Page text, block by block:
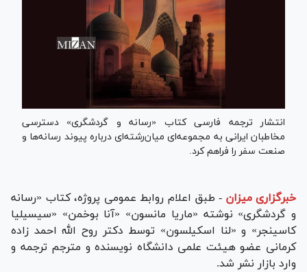
انتشار ترجمه فارسی کتاب «رسانه و گردشگری» دسترسی
مخاطبان ایرانی به مجموعه‌ای میان‌رشته‌ای درباره پیوند رسانه‌ها و
صنعت سفر را فراهم کرد.
خبرگزاری میزان - طبق اعلام روابط عمومی پروژه، کتاب «رسانه
و گردشگری» نوشته «ماریا مانسون» «آنا بوخمن» «سیسیلیا
کاسینجر» و «لنا اسکیلسون» توسط دکتر روح الله احمد زاده
کرمانی عضو هیئت علمی دانشگاه نویسنده و مترجم ترجمه و
وارد بازار نشر شد.